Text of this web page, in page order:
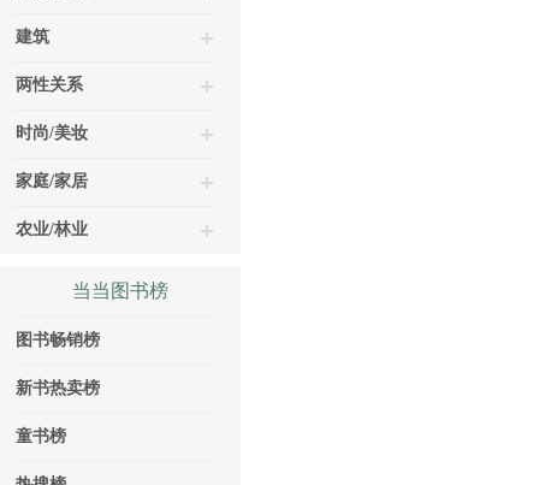
建筑
两性关系
时尚/美妆
家庭/家居
农业/林业
当当图书榜
图书畅销榜
新书热卖榜
童书榜